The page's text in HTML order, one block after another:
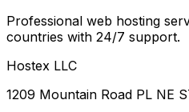
Professional web hosting
countries with 24/7 support.
Hostex LLC
1209 Mountain Road PL NE